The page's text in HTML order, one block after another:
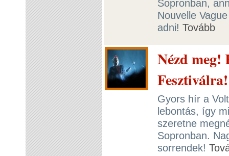
Sopronban,
Nouvelle
adni! Tovább
Nézd meg!
Fesztiválra!
Gyors hír a
lebontás, így
szeretne
Sopronban.
sorrendek!